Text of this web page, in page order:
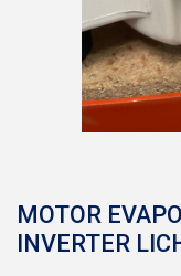
MOTOR
INVERTER